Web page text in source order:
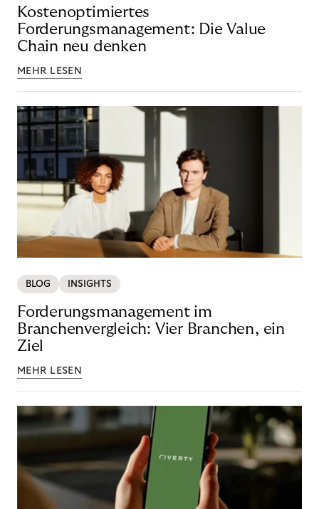
Kostenoptimiertes
Forderungsmanagement: Die Value
Chain neu denken
MEHR LESEN
BLOG INSIGHTS
Forderungsmanagement im
Branchenvergleich: Vier Branchen, ein
Ziel
MEHR LESEN